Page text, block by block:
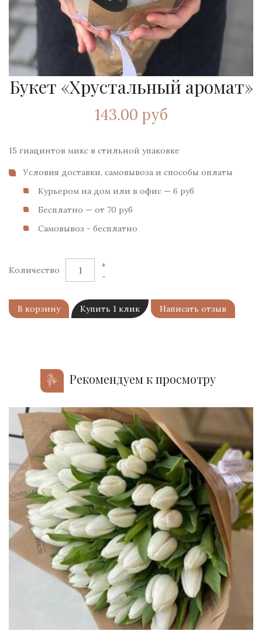
Букет «Хрустальный аромат»
143.00 руб
15 гиацинтов микс в стильной упаковке
Условия доставки, самовывоза и способы оплаты
Курьером на дом или в офис — 6 pуб
Бесплатно — от 70 pуб
Самовывоз - бесплатно
Количество
-
+
В корзину Купить 1 клик Написать отзыв
Рекомендуем к просмотру